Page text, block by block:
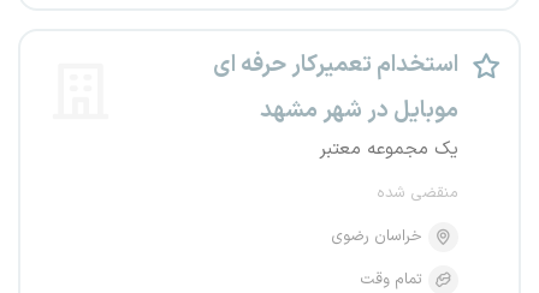
استخدام تعمیرکار حرفه ای
موبایل در شهر مشهد
یک مجموعه معتبر
منقضی شده
خراسان رضوی
تمام وقت